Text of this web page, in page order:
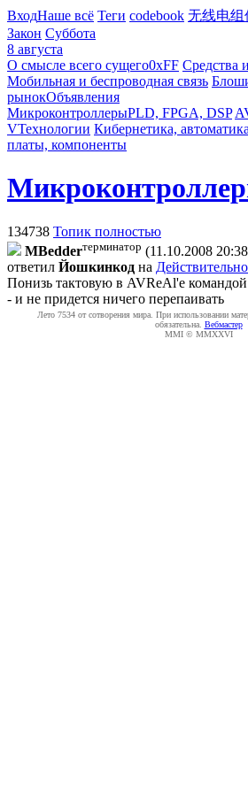
ВходНаше всё Теги codebook 无线电组
Закон Суббота
8 августа
О смысле всего сущего0xFF Средства
Мобильная и беспроводная связь
рынокОбъявления
МикроконтроллерыPLD, FPGA, DSP
VТехнологии Кибернетика,
платы, компоненты
134738 Топик полностью
MBedderтерминатор (11.10.2008
ответил Йошкинкод на
Понизь тактовую в AVReAl'е
- и не придется ничего перепаивать
Лето 7534 от сотворения мира. При использовании
обязательна. Вебмастер
MMI © MMXXVI